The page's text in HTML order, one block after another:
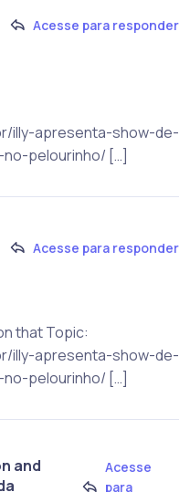
Acesse para responder
illy-apresenta-show-de-
pelourinho/ […]
Acesse para responder
that Topic:
illy-apresenta-show-de-
pelourinho/ […]
and
Acesse
para